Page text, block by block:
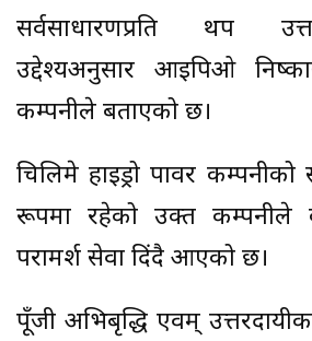
सर्वसाधारणप्रति थप
उद्देश्यअनुसार आइपिओ
कम्पनीले बताएको छ।
चिलिमे हाइड्रो पावर
रूपमा रहेको उक्त कम्पनीले
परामर्श सेवा दिंदै आएको छ।
पूँजी अभिबृद्धि एवम्